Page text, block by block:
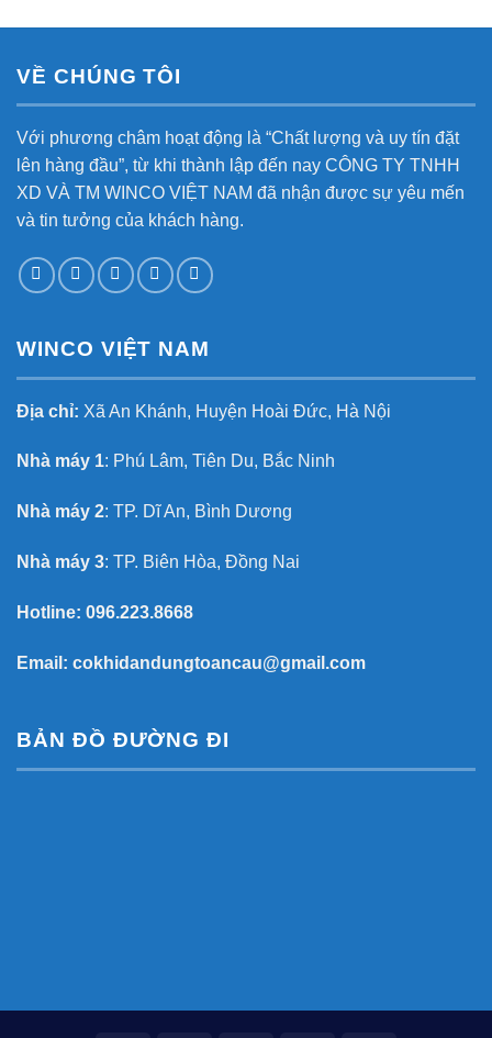
VỀ CHÚNG TÔI
Với phương châm hoạt động là “Chất lượng và uy tín đặt
lên hàng đầu”, từ khi thành lập đến nay CÔNG TY TNHH
XD VÀ TM WINCO VIỆT NAM đã nhận được sự yêu mến
và tin tưởng của khách hàng.
WINCO VIỆT NAM
Địa chỉ: Xã An Khánh, Huyện Hoài Đức, Hà Nội
Nhà máy 1: Phú Lâm, Tiên Du, Bắc Ninh
Nhà máy 2: TP. Dĩ An, Bình Dương
Nhà máy 3: TP. Biên Hòa, Đồng Nai
Hotline: 096.223.8668
Email: cokhidandungtoancau@gmail.com
BẢN ĐỒ ĐƯỜNG ĐI